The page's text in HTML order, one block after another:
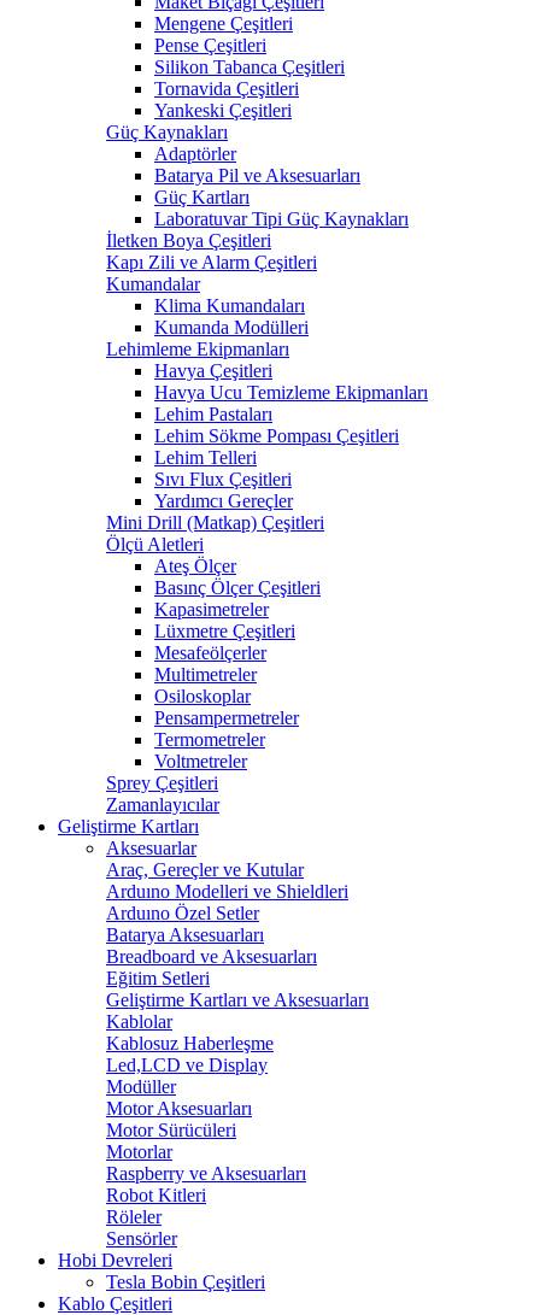
Mengene Çeşitleri
Pense Çeşitleri
Silikon Tabanca Çeşitleri
Tornavida Çeşitleri
Yankeski Çeşitleri
Güç Kaynakları
Adaptörler
Batarya Pil ve Aksesuarları
Güç Kartları
Laboratuvar Tipi Güç Kaynakları
İletken Boya Çeşitleri
Kapı Zili ve Alarm Çeşitleri
Kumandalar
Klima Kumandaları
Kumanda Modülleri
Lehimleme Ekipmanları
Havya Çeşitleri
Havya Ucu Temizleme Ekipmanları
Lehim Pastaları
Lehim Sökme Pompası Çeşitleri
Lehim Telleri
Sıvı Flux Çeşitleri
Yardımcı Gereçler
Mini Drill (Matkap) Çeşitleri
Ölçü Aletleri
Ateş Ölçer
Basınç Ölçer Çeşitleri
Kapasimetreler
Lüxmetre Çeşitleri
Mesafeölçerler
Multimetreler
Osiloskoplar
Pensampermetreler
Termometreler
Voltmetreler
Sprey Çeşitleri
Zamanlayıcılar
Geliştirme Kartları
Aksesuarlar
Araç, Gereçler ve Kutular
Arduıno Modelleri ve Shieldleri
Arduıno Özel Setler
Batarya Aksesuarları
Breadboard ve Aksesuarları
Eğitim Setleri
Geliştirme Kartları ve Aksesuarları
Kablolar
Kablosuz Haberleşme
Led,LCD ve Display
Modüller
Motor Aksesuarları
Motor Sürücüleri
Motorlar
Raspberry ve Aksesuarları
Robot Kitleri
Röleler
Sensörler
Hobi Devreleri
Tesla Bobin Çeşitleri
Kablo Çeşitleri